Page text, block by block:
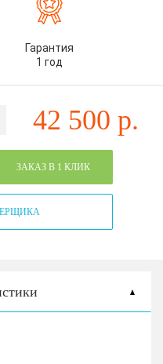
Гарантия
1 год
42 500 р.
ЗАКАЗ В 1 КЛИК